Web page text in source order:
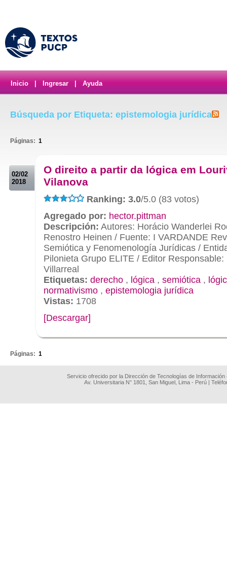
Inicio Ingresar Ayuda
Búsqueda por Etiqueta: epistemologia jurídica
Páginas: 1
02/02
2018
O direito a partir da lógica em
Vilanova
Ranking: 3.0/5.0 (83 votos)
Agregado por: hector.pittman
Descripción: Autores: Horácio Wanderlei
Renostro Heinen / Fuente: I VARDANDE
Semiótica y Fenomenología Jurídicas /
Pilonieta Grupo ELITE / Editor
Villarreal
Etiquetas: derecho , lógica , semiótica ,
normativismo , epistemologia jurídica
Vistas: 1708
[Descargar]
Páginas: 1
Servicio ofrecido por la Dirección de Tecnologías de
Av. Universitaria N° 1801, San Miguel, Lima - Perú |